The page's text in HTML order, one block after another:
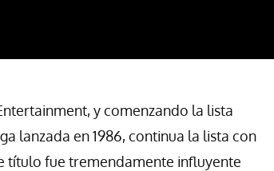
y comenzando la lista
lanzada en 1986, continua la lista con
título fue tremendamente influyente